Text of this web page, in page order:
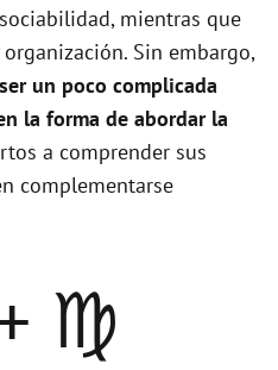
mientras que
Sin embargo,
un poco complicada
la forma de abordar la
a comprender sus
complementarse
♍